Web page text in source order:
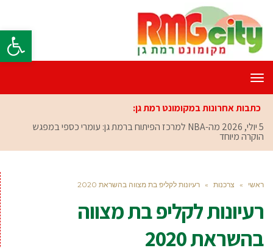
פתח
תפריט
כתבות אחרונות במקומונט רמת גן:
5 יולי, 2026
מה-NBA למרכז הפיתוח ברמת גן: עומרי כספי במפגש
הוקרה מיוחד
ראשי » צרכנות » רעיונות לקליפ בת מצווה בהשראת 2020
רעיונות לקליפ בת מצווה
בהשראת 2020